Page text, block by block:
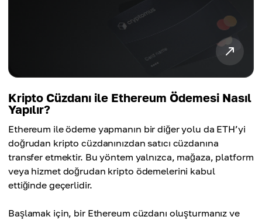
Kripto Cüzdanı ile Ethereum Ödemesi Nasıl
Yapılır?
Ethereum ile ödeme yapmanın bir diğer yolu da ETH’yi
doğrudan kripto cüzdanınızdan satıcı cüzdanına
transfer etmektir. Bu yöntem yalnızca, mağaza, platform
veya hizmet doğrudan kripto ödemelerini kabul
ettiğinde geçerlidir.
Başlamak için, bir Ethereum cüzdanı oluşturmanız ve